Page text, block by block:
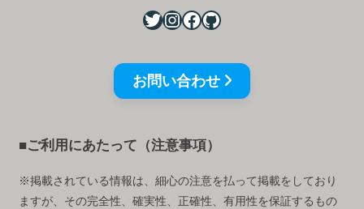
お問い合わせ
■ご利用にあたって（注意事項）
※掲載されている情報は、細心の注意を払って掲載をしており
ますが、その完全性、確実性、正確性、有用性を保証するもの